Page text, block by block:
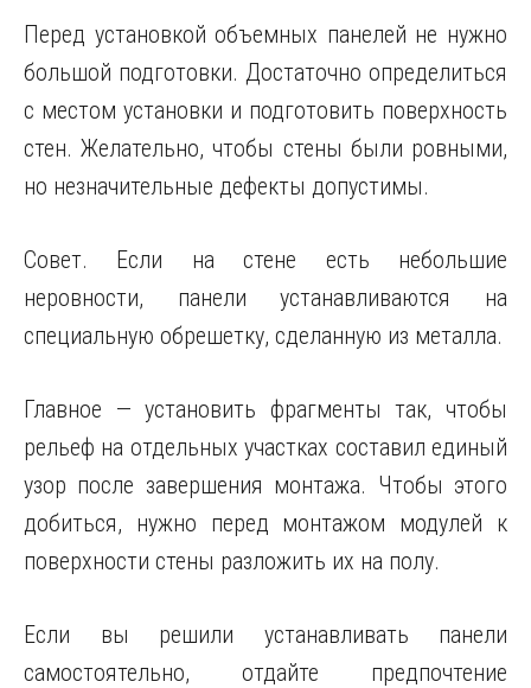
Перед установкой объемных панелей не нужно
большой подготовки. Достаточно определиться
с местом установки и подготовить поверхность
стен. Желательно, чтобы стены были ровными,
но незначительные дефекты допустимы.
Совет. Если на стене есть небольшие
неровности, панели устанавливаются на
специальную обрешетку, сделанную из металла.
Главное — установить фрагменты так, чтобы
рельеф на отдельных участках составил единый
узор после завершения монтажа. Чтобы этого
добиться, нужно перед монтажом модулей к
поверхности стены разложить их на полу.
Если вы решили устанавливать панели
самостоятельно, отдайте предпочтение